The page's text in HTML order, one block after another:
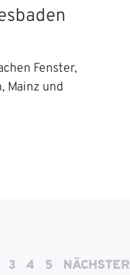
Fenster,
Mainz und
3 4 5 NÄCHSTER